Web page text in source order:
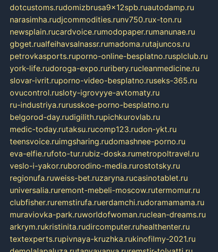
dotcustoms.rudomizbrusa9x12spb.ruautodamp.ru
narasimha.rudjcommodities.runv750.rux-ton.ru
newsplain.rucardvoice.rumodopaper.rumanunae.ru
gbget.rualfeihavsalnassr.rumadoma.rutajuncos.ru
petrovkasports.ruporno-online-besplatno.rusplclub.ru
york-life.rudoroga-expo.ruribery.rucleanmedicine.ru
slovar-ivrit.ruporno-video-besplatno.ruseks-365.ru
ovucontrol.rusloty-igrovyye-avtomaty.ru
ru-industriya.rurusskoe-porno-besplatno.ru
belgorod-day.rudigilith.rupichkurovlab.ru
medic-today.rutaksu.rucomp123.rudon-ykt.ru
teensvoice.ruimgsharing.rudomashnee-porno.ru
eva-elfie.rufoto-tur.rubiz-doska.rumetropoltravel.ru
veslo-i-yakor.ruborodino-media.rurostotsky.ru
regionufa.ruweiss-bet.ruzaryna.rucasinotablet.ru
universalia.ruremont-mebeli-moscow.rutermomur.ru
clubfisher.ruremstirufa.ruerdamchi.rudoramamama.ru
muraviovka-park.ruworldofwoman.ruclean-dreams.ru
arkrym.rukristinita.rudircomputer.ruhealthenter.ru
textexperts.rupivnaya-kruzhka.rukinofilmy-2021.ru